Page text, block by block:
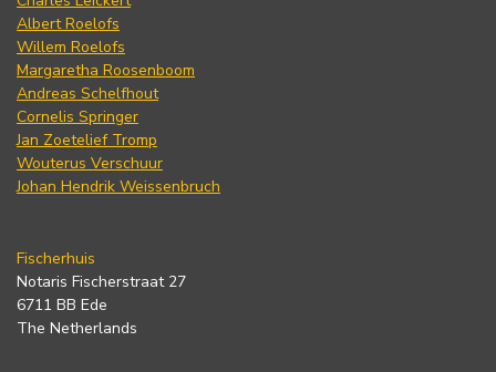
Albert Roelofs
Willem Roelofs
Margaretha Roosenboom
Andreas Schelfhout
Cornelis Springer
Jan Zoetelief Tromp
Wouterus Verschuur
Johan Hendrik Weissenbruch
Fischerhuis
Notaris Fischerstraat 27
6711 BB Ede
The Netherlands